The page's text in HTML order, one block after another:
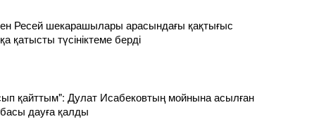
Ресей шекарашылары арасындағы қақтығыс
қатысты түсініктеме берді
қайттым": Дулат Исабековтың мойнына асылған
дауға қалды